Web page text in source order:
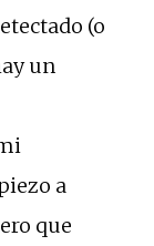
(o
un
a
que